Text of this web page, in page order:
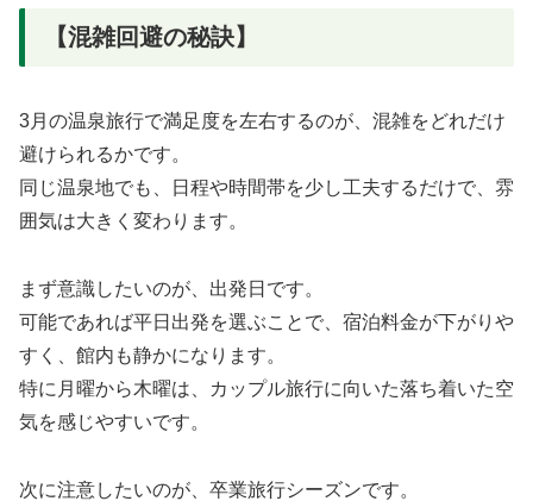
【混雑回避の秘訣】
3月の温泉旅行で満足度を左右するのが、混雑をどれだけ
避けられるかです。
同じ温泉地でも、日程や時間帯を少し工夫するだけで、雰
囲気は大きく変わります。
まず意識したいのが、出発日です。
可能であれば平日出発を選ぶことで、宿泊料金が下がりや
すく、館内も静かになります。
特に月曜から木曜は、カップル旅行に向いた落ち着いた空
気を感じやすいです。
次に注意したいのが、卒業旅行シーズンです。